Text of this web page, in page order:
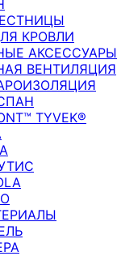
КРОВЛИ
АКСЕССУАРЫ
ВЕНТИЛЯЦИЯ
TYVEK®